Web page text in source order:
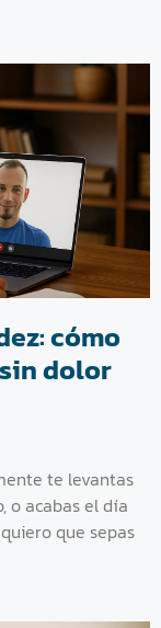
cómo
dolor
te levantas
o acabas el día
que sepas